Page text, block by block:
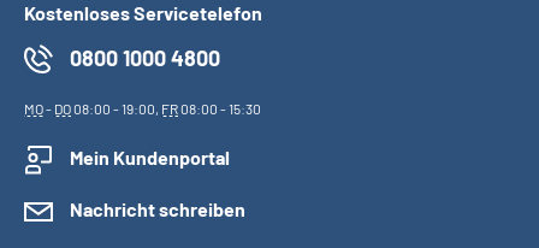
Mein Kundenportal
Kostenloses Servicetelefon
0800 1000 4800
MO- DO08:00 - 19:00, FR08:00 - 15:30
Mein Kundenportal
Nachricht schreiben